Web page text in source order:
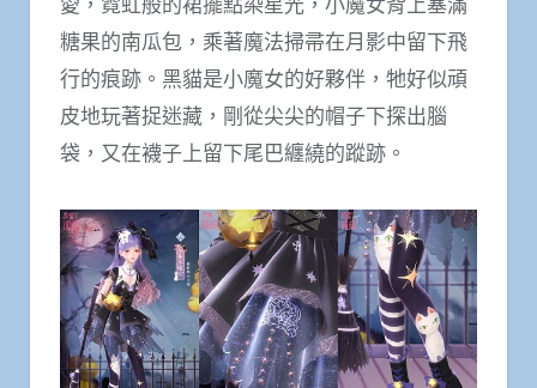
糖果的南瓜包，乘著魔法掃帚在月影中留下飛
行的痕跡。黑貓是小魔女的好夥伴，牠好似頑
皮地玩著捉迷藏，剛從尖尖的帽子下探出腦
袋，又在襪子上留下尾巴纏繞的蹤跡。